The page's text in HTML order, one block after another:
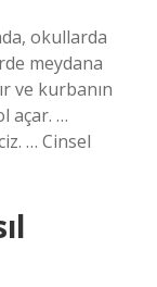
okullarda
meydana
ve kurbanın
açar. …
… Cinsel